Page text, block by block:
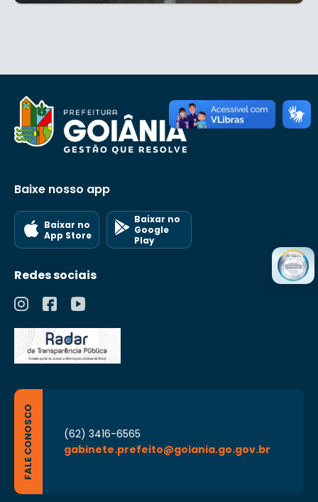
Baixe nosso app
Baixar no
App Store
Baixar no
Google
Play
Redes sociais
FALE CONOSCO
(62) 3416-6565
gabinete.prefeito@goiania.go.gov.br